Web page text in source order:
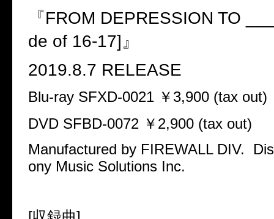
『FROM DEPRESSION TO
de of 16-17]』
2019.8.7 RELEASE
Blu-ray SFXD-0021 ￥ 3,900 (tax out)
DVD SFBD-0072 ￥ 2,900 (tax out)
Manufactured by FIREWALL DIV.
ony Music Solutions Inc.